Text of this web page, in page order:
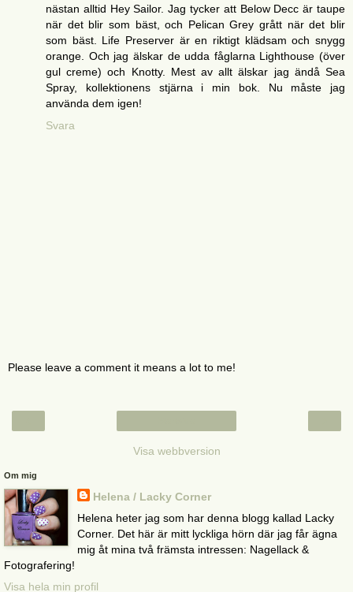
nästan alltid Hey Sailor. Jag tycker att Below Decc är taupe
när det blir som bäst, och Pelican Grey grått när det blir
som bäst. Life Preserver är en riktigt klädsam och snygg
orange. Och jag älskar de udda fåglarna Lighthouse (över
gul creme) och Knotty. Mest av allt älskar jag ändå Sea
Spray, kollektionens stjärna i min bok. Nu måste jag
använda dem igen!
Svara
Please leave a comment it means a lot to me!
Visa webbversion
Om mig
Helena / Lacky Corner
Helena heter jag som har denna blogg kallad Lacky
Corner. Det här är mitt lyckliga hörn där jag får ägna
mig åt mina två främsta intressen: Nagellack &
Fotografering!
Visa hela min profil